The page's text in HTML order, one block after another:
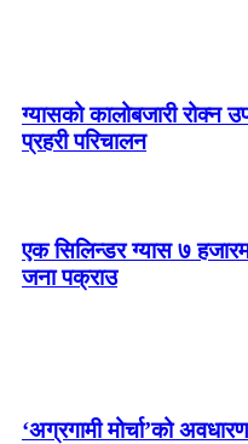
ग्यासको कालोबजारी रोक्न
प्रहरी परिचालन
एक सिलिन्डर ग्यास ७
जना पक्राउ
‘अग्रगामी मोर्चा’को